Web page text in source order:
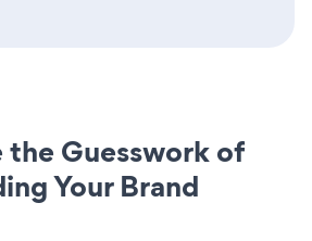
the Guesswork of
Your Brand